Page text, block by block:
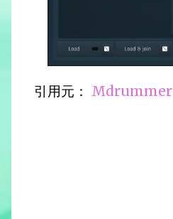
引用元： Mdrummer